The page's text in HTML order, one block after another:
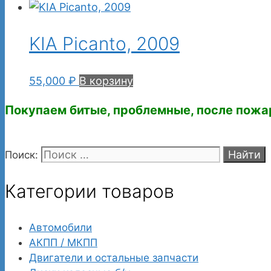
KIA Picanto, 2009
55,000 ₽ В корзину
Покупаем битые, проблемные, после
Поиск:
Категории товаров
Автомобили
АКПП / МКПП
Двигатели и остальные запчасти